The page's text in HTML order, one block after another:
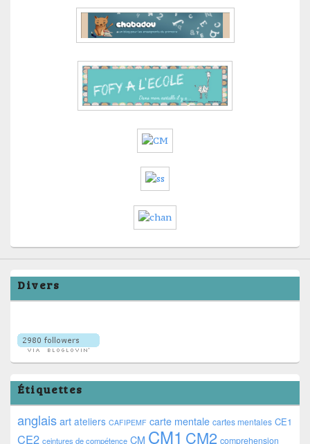
Divers
Étiquettes
anglaisart ateliers CAFIPEMF carte mentale cartes mentales CE1
CE2 ceintures de compétence CM CM1 CM2 comprehension